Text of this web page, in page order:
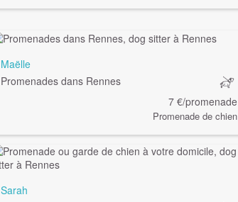
Maëlle
Promenades dans Rennes
7 €/promenade
Promenade de chien
Sarah